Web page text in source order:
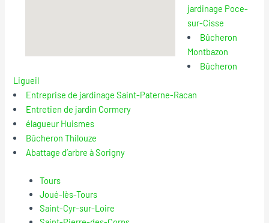
jardinage Poce-
sur-Cisse
Bûcheron
Montbazon
Bûcheron
Ligueil
Entreprise de jardinage Saint-Paterne-Racan
Entretien de jardin Cormery
élagueur Huismes
Bûcheron Thilouze
Abattage d’arbre à Sorigny
Tours
Joué-lès-Tours
Saint-Cyr-sur-Loire